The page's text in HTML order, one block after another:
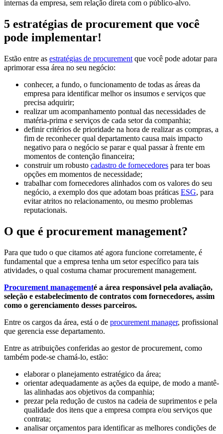
internas da empresa, sem relação direta com o público-alvo.
5 estratégias de procurement que você
pode implementar!
Estão entre as estratégias de procurement que você pode adotar para
aprimorar essa área no seu negócio:
conhecer, a fundo, o funcionamento de todas as áreas da
empresa para identificar melhor os insumos e serviços que
precisa adquirir;
realizar um acompanhamento pontual das necessidades de
matéria-prima e serviços de cada setor da companhia;
definir critérios de prioridade na hora de realizar as compras, a
fim de reconhecer qual departamento causa mais impacto
negativo para o negócio se parar e qual passar à frente em
momentos de contenção financeira;
construir um robusto cadastro de fornecedores para ter boas
opções em momentos de necessidade;
trabalhar com fornecedores alinhados com os valores do seu
negócio, a exemplo dos que adotam boas práticas ESG, para
evitar atritos no relacionamento, ou mesmo problemas
reputacionais.
O que é procurement management?
Para que tudo o que citamos até agora funcione corretamente, é
fundamental que a empresa tenha um setor específico para tais
atividades, o qual costuma chamar procurement management.
Procurement managementé a área responsável pela avaliação,
seleção e estabelecimento de contratos com fornecedores, assim
como o gerenciamento desses parceiros.
Entre os cargos da área, está o de procurement manager, profissional
que gerencia esse departamento.
Entre as atribuições conferidas ao gestor de procurement, como
também pode-se chamá-lo, estão:
elaborar o planejamento estratégico da área;
orientar adequadamente as ações da equipe, de modo a mantê-
las alinhadas aos objetivos da companhia;
prezar pela redução de custos na cadeia de suprimentos e pela
qualidade dos itens que a empresa compra e/ou serviços que
contrata;
analisar orçamentos para identificar as melhores condições de